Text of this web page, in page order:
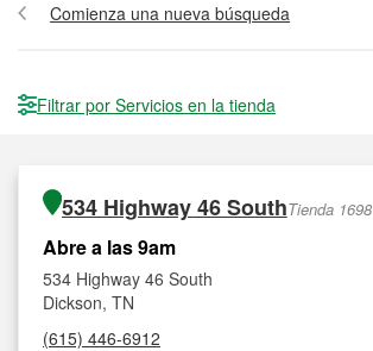
Comienza una nueva búsqueda
Filtrar por Servicios en la tienda
534 Highway 46 SouthTienda 1698
Abre a las 9am
534 Highway 46 South
Dickson, TN
(615) 446-6912